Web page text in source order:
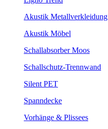
Akustik Metallverkleidung
Akustik Möbel
Schallabsorber Moos
Schallschutz-Trennwand
Silent PET
Spanndecke
Vorhänge & Plissees